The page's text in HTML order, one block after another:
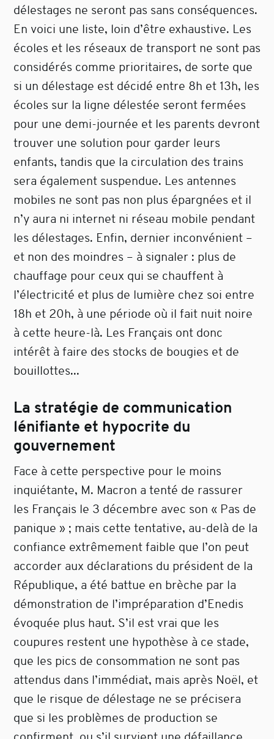
délestages ne seront pas sans conséquences.
En voici une liste, loin d’être exhaustive. Les
écoles et les réseaux de transport ne sont pas
considérés comme prioritaires, de sorte que
si un délestage est décidé entre 8h et 13h, les
écoles sur la ligne délestée seront fermées
pour une demi-journée et les parents devront
trouver une solution pour garder leurs
enfants, tandis que la circulation des trains
sera également suspendue. Les antennes
mobiles ne sont pas non plus épargnées et il
n’y aura ni internet ni réseau mobile pendant
les délestages. Enfin, dernier inconvénient –
et non des moindres – à signaler : plus de
chauffage pour ceux qui se chauffent à
l’électricité et plus de lumière chez soi entre
18h et 20h, à une période où il fait nuit noire
à cette heure-là. Les Français ont donc
intérêt à faire des stocks de bougies et de
bouillottes...
La stratégie de communication
lénifiante et hypocrite du
gouvernement
Face à cette perspective pour le moins
inquiétante, M. Macron a tenté de rassurer
les Français le 3 décembre avec son « Pas de
panique » ; mais cette tentative, au-delà de la
confiance extrêmement faible que l’on peut
accorder aux déclarations du président de la
République, a été battue en brèche par la
démonstration de l’impréparation d’Enedis
évoquée plus haut. S’il est vrai que les
coupures restent une hypothèse à ce stade,
que les pics de consommation ne sont pas
attendus dans l’immédiat, mais après Noël, et
que le risque de délestage ne se précisera
que si les problèmes de production se